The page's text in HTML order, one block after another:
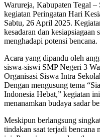
Warureja, Kabupaten Tegal
kegiatan Peringatan Hari
Sabtu, 26 April 2025.
kesadaran dan
menghadapi potensi bencana.
Acara yang dipandu oleh
siswa-siswi SMP Negeri 3
Organisasi Siswa Intra
Dengan mengusung tema
Indonesia Hebat,” kegiatan
menanamkan budaya sadar
Meskipun berlangsung
tindakan saat terjadi bencana